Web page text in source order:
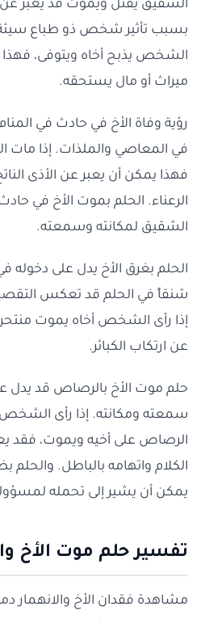
الشقيق يقتل ويموت قد يعبر
بسبب تأثير شخص ذو طباع
الشخص يذبح أخاه ويتوفى، فهذا
ميراث أو مال يستحقه.
رؤية وفاة الأخ في حادث في
في المعاصي والملذات. إذا مات
فهذا يمكن أن يعبر عن الأذى
الرعناء. الحلم بموت الأخ في
الشقيق لمكانته وسمعته.
الحلم بغرق الأخ يدل على دخوله
شنقاً في الحلم قد تعكس
إذا رأى الشخص أخاه يموت
عن ارتكاب الكبائر.
حلم موت الأخ بالرصاص قد يدل
سمعته ومكانته. إذا رأى
الرصاص على أخيه ويموت، فقد
الكلام واتهامه بالباطل.
يمكن أن يشير إلى تحمله
تفسير حلم موت الأخ
مشاهدة فقدان الأخ والانهمار